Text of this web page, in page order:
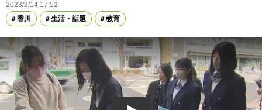
2023/2/14 17:52
香川
生活・話題 教育